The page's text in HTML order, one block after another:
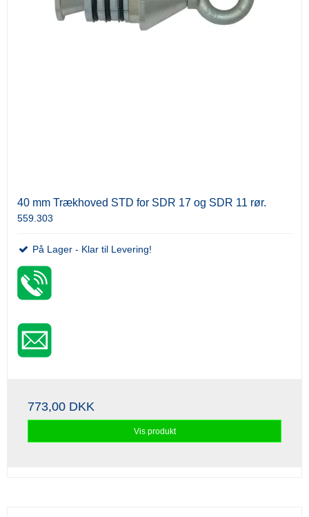
40 mm Trækhoved STD for SDR 17 og SDR 11 rør.
559.303
På Lager - Klar til Levering!
773,00 DKK
Vis produkt